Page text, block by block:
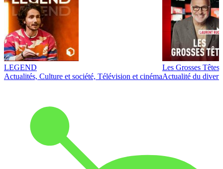
LEGEND
Actualités, Culture et société, Télévision et cinéma
Les Grosses Têtes
Actualité du